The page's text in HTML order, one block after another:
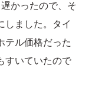
かったので、そ
しました。タイ
テル価格だった
すいていたので